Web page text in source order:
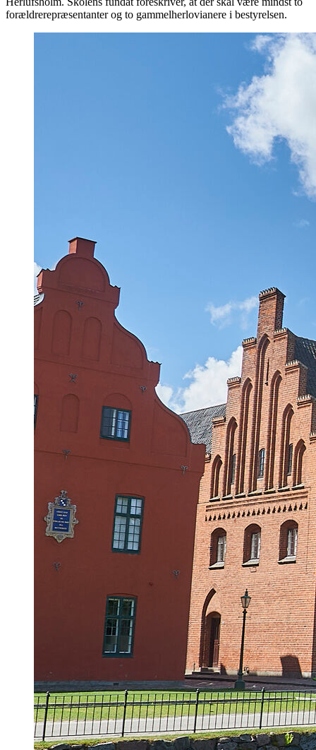
forældrerepræsentanter og to gammelherlovianere i bestyrelsen.